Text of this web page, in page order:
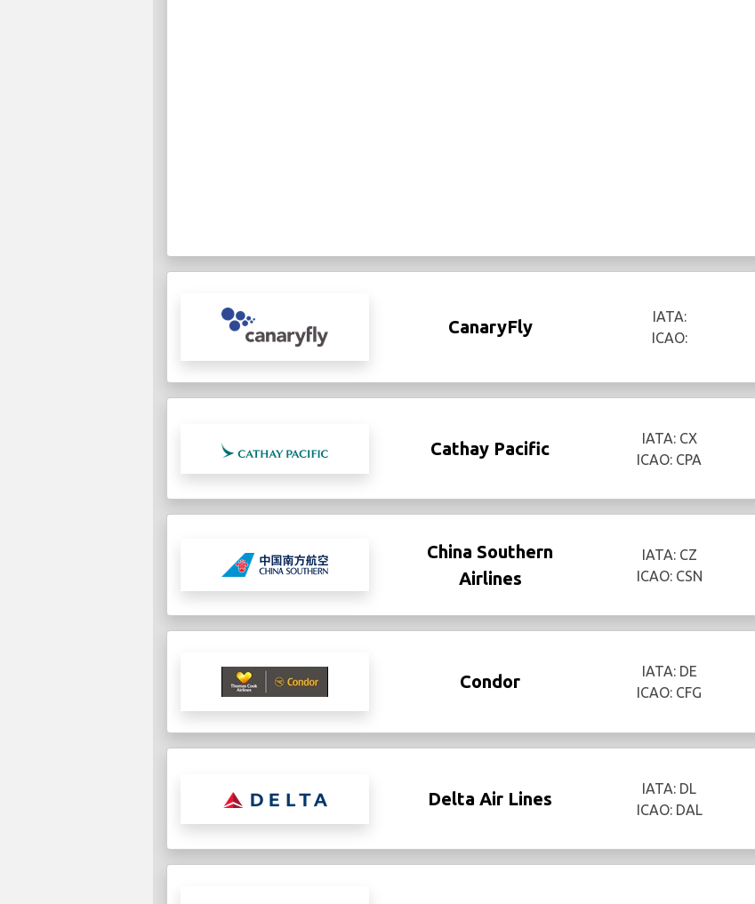
CanaryFly
IATA:
ICAO:
Cathay Pacific
IATA: CX
ICAO: CPA
China Southern
Airlines
IATA: CZ
ICAO: CSN
Condor
IATA: DE
ICAO: CFG
Delta Air Lines
IATA: DL
ICAO: DAL